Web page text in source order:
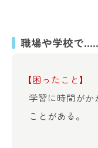
職場や学校で
【困ったこと】
学習に時間がか
ことがある。